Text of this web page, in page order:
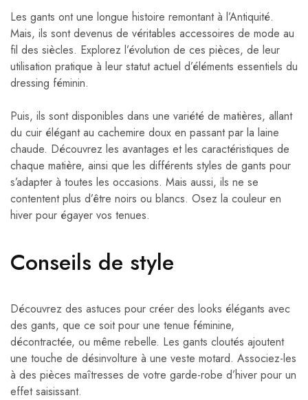
Les gants ont une longue histoire remontant à l’Antiquité.
Mais, ils sont devenus de véritables accessoires de mode au
fil des siècles. Explorez l’évolution de ces pièces, de leur
utilisation pratique à leur statut actuel d’éléments essentiels du
dressing féminin.
Puis, ils sont disponibles dans une variété de matières, allant
du cuir élégant au cachemire doux en passant par la laine
chaude. Découvrez les avantages et les caractéristiques de
chaque matière, ainsi que les différents styles de gants pour
s’adapter à toutes les occasions. Mais aussi, ils ne se
contentent plus d’être noirs ou blancs. Osez la couleur en
hiver pour égayer vos tenues.
Conseils de style
Découvrez des astuces pour créer des looks élégants avec
des gants, que ce soit pour une tenue féminine,
décontractée, ou même rebelle. Les gants cloutés ajoutent
une touche de désinvolture à une veste motard. Associez-les
à des pièces maîtresses de votre garde-robe d’hiver pour un
effet saisissant.